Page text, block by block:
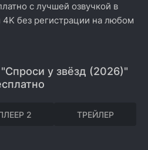
с лучшей озвучкой в
без регистрации на любом
у звёзд (2026)"
2 ТРЕЙЛЕР